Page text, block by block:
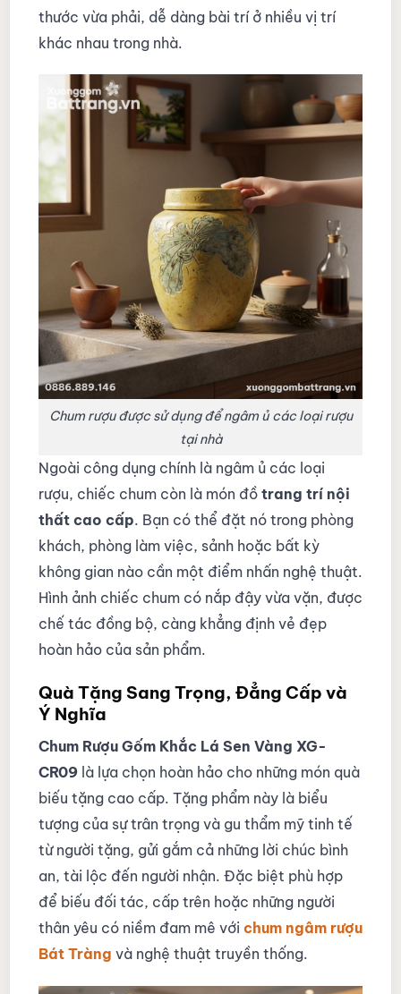
thước vừa phải, dễ dàng bài trí ở nhiều vị trí
khác nhau trong nhà.
Chum rượu được sử dụng để ngâm ủ các loại rượu
tại nhà
Ngoài công dụng chính là ngâm ủ các loại
rượu, chiếc chum còn là món đồ trang trí nội
thất cao cấp. Bạn có thể đặt nó trong phòng
khách, phòng làm việc, sảnh hoặc bất kỳ
không gian nào cần một điểm nhấn nghệ thuật.
Hình ảnh chiếc chum có nắp đậy vừa vặn, được
chế tác đồng bộ, càng khẳng định vẻ đẹp
hoàn hảo của sản phẩm.
Quà Tặng Sang Trọng, Đẳng Cấp và
Ý Nghĩa
Chum Rượu Gốm Khắc Lá Sen Vàng XG-
CR09là lựa chọn hoàn hảo cho những món quà
biếu tặng cao cấp. Tặng phẩm này là biểu
tượng của sự trân trọng và gu thẩm mỹ tinh tế
từ người tặng, gửi gắm cả những lời chúc bình
an, tài lộc đến người nhận. Đặc biệt phù hợp
để biếu đối tác, cấp trên hoặc những người
thân yêu có niềm đam mê với chum ngâm rượu
Bát Tràng và nghệ thuật truyền thống.